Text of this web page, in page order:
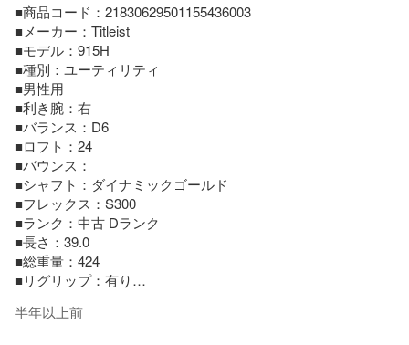
■商品コード：21830629501155436003
■メーカー：Titleist
■モデル：915H
■種別：ユーティリティ
■男性用
■利き腕：右
■バランス：D6
■ロフト：24
■バウンス：
■シャフト：ダイナミックゴールド
■フレックス：S300
■ランク：中古 Dランク
■長さ：39.0
■総重量：424
■リグリップ：有り
■付属品：×
半年以上前